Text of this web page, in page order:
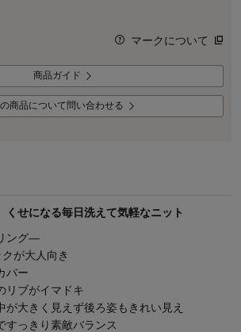
マークについて
商品ガイド
商品について問い合わせる
くせになる毎日洗えて気軽なニット
ング―
が大人向き
バー
リブがイマドキ
が大きく見えず後ろ姿もきれい見え
すっきり素敵バランス